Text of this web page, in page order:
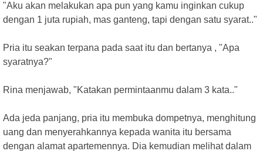
"Aku akan melakukan apa pun yang kamu inginkan cukup
dengan 1 juta rupiah, mas ganteng, tapi dengan satu syarat.."
Pria itu seakan terpana pada saat itu dan bertanya , "Apa
syaratnya?"
Rina menjawab, "Katakan permintaanmu dalam 3 kata.."
Ada jeda panjang, pria itu membuka dompetnya, menghitung
uang dan menyerahkannya kepada wanita itu bersama
dengan alamat apartemennya. Dia kemudian melihat dalam